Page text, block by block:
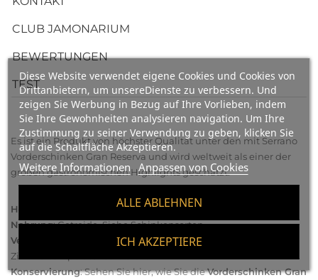
Diese Website verwendet eigene Cookies und Cookies von
Drittanbietern, um unsereDienste zu verbessern. Und
zeigen Sie Werbung in Bezug auf Ihre Vorlieben, indem
Sie Ihre Gewohnheiten analysieren navigation. Um Ihre
Zustimmung zu seiner Verwendung zu geben, klicken Sie
auf die Schaltfläche Akzeptieren.
Weitere Informationen Anpassen von Cookies
ALLE ABLEHNEN
ICH AKZEPTIERE
CLUB JAMONARIUM
BEWERTUNGEN
TEST
Es ist ein Produkt von höchster Qualität unter den mit Serrano
Vorderschinken Gran Reserva und wird weltweit als einer der
großen gastronomischen Highlights geschätzt.
Heilung
Nahrung: Getreide.Siehe Schinkensorten.
Verzehr
: In kleine dünne Scheiben schneiden und bei
Zimmertemperatur servieren.
Konservierung:Sehen Sie hier, wie Sie dieVorderschinken Gran